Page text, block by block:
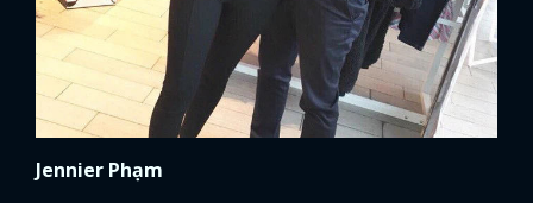
Jennier Phạm